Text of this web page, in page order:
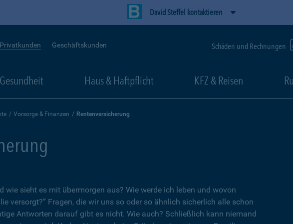
David Steffel kontaktieren
Privatkunden Geschäftskunden Schäden und Rechnungen
Gesundheit Haus & Haftpflicht KFZ & Reisen
Vorsorge & Finanzen Rentenversicherung
wie sieht es mit übermorgen aus? Wie werde ich leben und wovon
versorgt?” Fragen, die wir uns so oder so ähnlich sicherlich alle schon
Antworten darauf gibt es nicht. Wie auch? Schließlich kann niemand